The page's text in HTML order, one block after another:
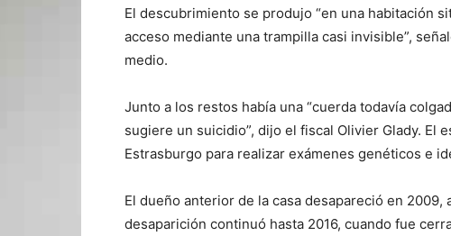
El descubrimiento se produjo “en una habitación
acceso mediante una trampilla casi invisible”,
medio.
Junto a los restos había una “cuerda todavía
sugiere un suicidio”, dijo el fiscal Olivier Glady. El
Estrasburgo para realizar exámenes genéticos e
El dueño anterior de la casa desapareció en
desaparición continuó hasta 2016, cuando fue